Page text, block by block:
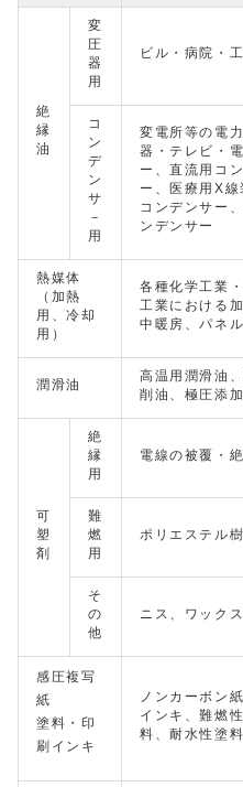
絶
縁
油
変
圧
器
用
ビル・病院・
コ
ン
デ
ン
サ
－
用
変電所等の電
器・テレビ・
ー、直流用コ
ー、医療用X線
コンデンサー
ンデンサー
熱媒体
（加熱
用、冷却
用）
各種化学工業
工業における
中暖房、パネ
潤滑油
高温用潤滑油
削油、極圧添加
可
塑
剤
絶
縁
用
電線の被覆・
難
燃
用
ポリエステル
そ
の
他
ニス、ワック
感圧複写
紙
塗料・印
刷インキ
ノンカーボン
インキ、難燃
料、耐水性塗料